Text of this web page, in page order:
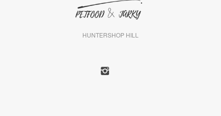
HUNTERSHOP HILL